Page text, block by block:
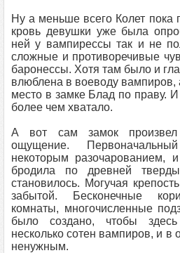
Ну а меньше всего Колет пока
кровь девушки уже была
ней у вампирессы так и не
сложные и противоречивые
баронессы. Хотя там было и
влюблена в воеводу вампиров,
место в замке Блад по праву.
более чем хватало.
А вот сам замок произвел
ощущение.
некоторым разочарованием,
бродила по древней
становилось. Могучая
забытой. Бесконечные
комнаты, многочисленные
было создано, чтобы
несколько сотен вампиров, и в
ненужным.